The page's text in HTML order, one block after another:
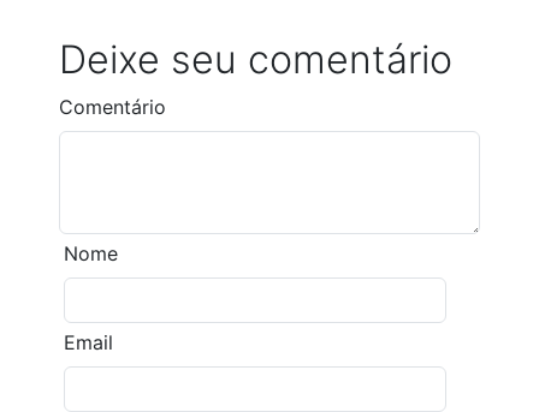
Deixe seu comentário
Comentário
Nome
Email